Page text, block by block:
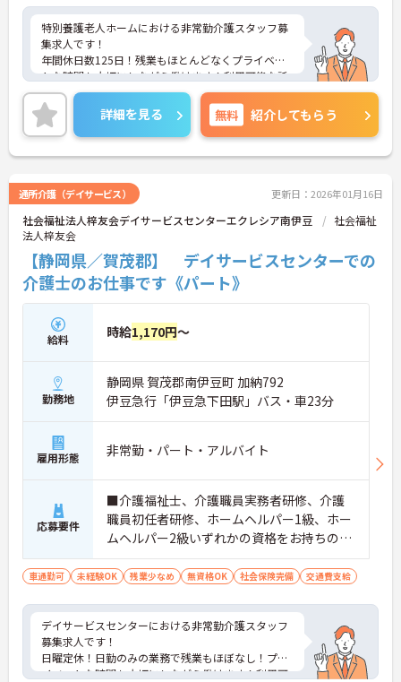
特別養護老人ホームにおける非常勤介護スタッフ募
集求人です！
年間休日数125日！残業もほとんどなくプライベー
トな時間も大切にしながら働けます！利用可能な託
児所もあり子育て中の方も安心！
ご興味ある方には、面接のポイントなど、さらに詳
細をお話致しますのでお気軽にご相談ください。
詳細を見る 無料 紹介してもらう
通所介護（デイサービス） 更新日：2026年01月16日
社会福祉法人梓友会デイサービスセンターエクレシア南伊豆
社会福祉
法人梓友会
【静岡県／賀茂郡】 デイサービスセンターでの
介護士のお仕事です《パート》
給料 時給1,170円～
勤務地
静岡県 賀茂郡南伊豆町 加納792
伊豆急行「伊豆急下田駅」バス・車23分
雇用形態 非常勤・パート・アルバイト
応募要件
■介護福祉士、介護職員実務者研修、介護
職員初任者研修、ホームヘルパー1級、ホー
ムヘルパー2級いずれかの資格をお持ちの方
※無資格・未経験応相談 ■普通自動車運転
免許（AT限定可）
車通勤可 未経験OK 残業少なめ 無資格OK 社会保険完備 交通費支給
デイサービスセンターにおける非常勤介護スタッフ
募集求人です！
日曜定休！日勤のみの業務で残業もほぼなし！プラ
イベートな時間も大切にしながら働けます！利用可